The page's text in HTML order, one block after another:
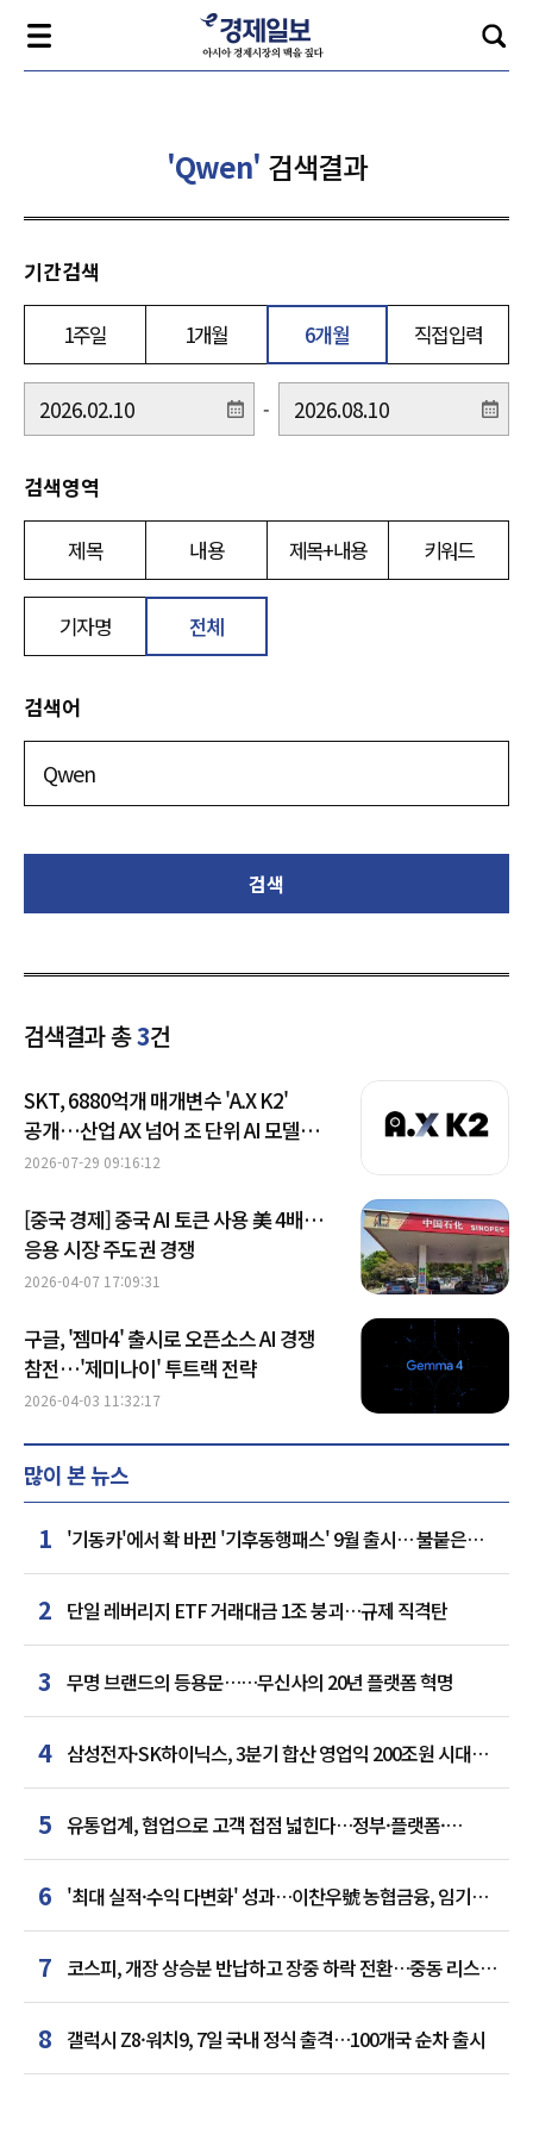
'Qwen' 검색결과
기간검색
1주일 1개월 6개월 직접입력
-
검색영역
제목 내용 제목+내용 키워드
기자명 전체
검색어
검색
검색결과 총3건
SKT, 6880억개 매개변수 'A.X K2'
공개…산업 AX 넘어 조 단위 AI 모델
간다
2026-07-29 09:16:12
[중국 경제] 중국 AI 토큰 사용 美 4배…
응용 시장 주도권 경쟁
2026-04-07 17:09:31
구글, '젬마4' 출시로 오픈소스 AI 경쟁
참전…'제미나이' 투트랙 전략
2026-04-03 11:32:17
많이 본 뉴스
1 '기동카'에서 확 바뀐 '기후동행패스' 9월 출시… 불붙은
카드사 경쟁
2 단일 레버리지 ETF 거래대금 1조 붕괴…규제 직격탄
3 무명 브랜드의 등용문……무신사의 20년 플랫폼 혁명
4 삼성전자·SK하이닉스, 3분기 합산 영업익 200조원 시대
여나…中 추격은 부담
5 유통업계, 협업으로 고객 접점 넓힌다…정부·플랫폼·
인플루언서와 맞손
6 '최대 실적·수익 다변화' 성과…이찬우號 농협금융, 임기
말년 성장 박차
7 코스피, 개장 상승분 반납하고 장중 하락 전환…중동 리스크·
美 경계감
8 갤럭시 Z8·워치9, 7일 국내 정식 출격…100개국 순차 출시